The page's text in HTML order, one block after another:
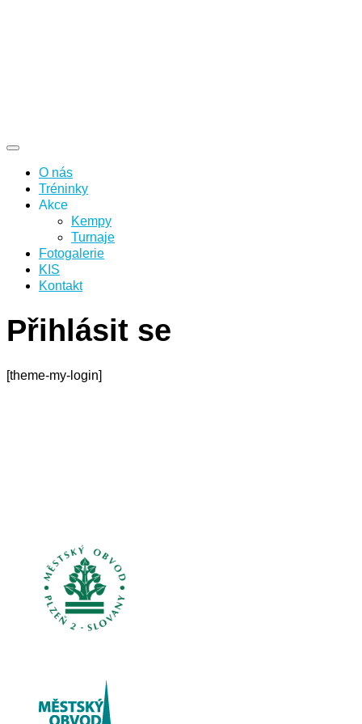
O nás
Tréninky
Akce
Kempy
Turnaje
Fotogalerie
KIS
Kontakt
Přihlásit se
[theme-my-login]